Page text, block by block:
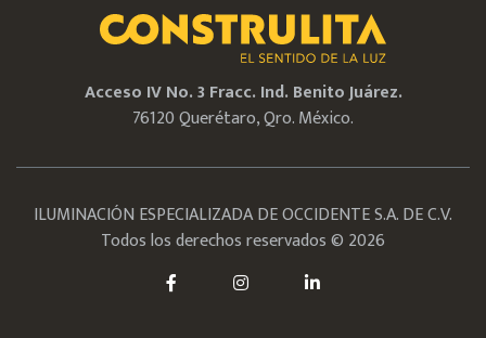
Acceso IV No. 3 Fracc. Ind. Benito Juárez.
76120 Querétaro, Qro. México.
ILUMINACIÓN ESPECIALIZADA DE OCCIDENTE S.A. DE C.V.
Todos los derechos reservados © 2026